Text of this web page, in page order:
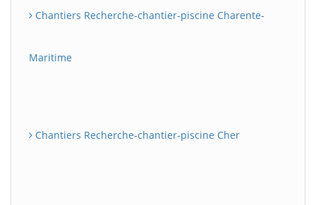
Chantiers Recherche-chantier-piscine Charente-
Maritime
Chantiers Recherche-chantier-piscine Cher